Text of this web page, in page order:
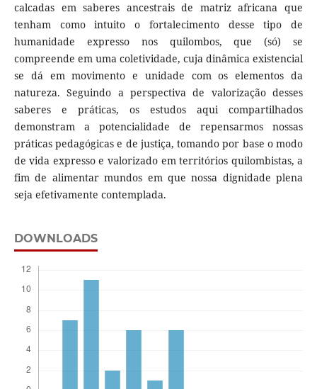
calcadas em saberes ancestrais de matriz africana que
tenham como intuito o fortalecimento desse tipo de
humanidade expresso nos quilombos, que (só) se
compreende em uma coletividade, cuja dinâmica existencial
se dá em movimento e unidade com os elementos da
natureza. Seguindo a perspectiva de valorização desses
saberes e práticas, os estudos aqui compartilhados
demonstram a potencialidade de repensarmos nossas
práticas pedagógicas e de justiça, tomando por base o modo
de vida expresso e valorizado em territórios quilombistas, a
fim de alimentar mundos em que nossa dignidade plena
seja efetivamente contemplada.
DOWNLOADS